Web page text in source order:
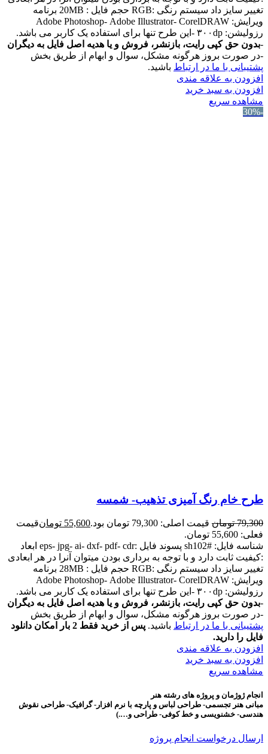
تغییر سایز داد سیستم رنگی :RGB حجم فایل : 20MB برنامه
ویرایش: Adobe Photoshop- Adobe Illustrator- CorelDRAW
رزولیشن: ۳۰۰dp -این طرح تنها برای استفاده یک کاربر می باشد.
-بدون حق کپی رایت، بازنشر، فروش و یا هدیه اصل فایل به دیگران
-در صورت بروز هرگونه مشکل، سوال و ابهام از طریق بخش
پشتیبانی با ما در ارتباط باشید.
افزودن به علاقه مندی
افزودن به سبد خرید
مشاهده سریع
-30%
طرح خام رنگ آمیزی تذهیب- شمسه
79,300 تومان قیمت اصلی: 79,300 تومان بود. 55,600 تومانقیمت
فعلی: 55,600 تومان.
شناسه فایل: #sh102 پسوند فایل :eps- jpg- ai- dxf- pdf- cdr ابعاد
:کیفیت ثابت دارد و با توجه به برداری بودن میتوان آنرا در هر ابعادی
تغییر سایز داد سیستم رنگی :RGB حجم فایل : 28MB برنامه
ویرایش: Adobe Photoshop- Adobe Illustrator- CorelDRAW
رزولیشن: ۳۰۰dp -این طرح تنها برای استفاده یک کاربر می باشد.
-بدون حق کپی رایت، بازنشر، فروش و یا هدیه اصل فایل به دیگران
-در صورت بروز هرگونه مشکل، سوال و ابهام از طریق بخش
پشتیبانی با ما در ارتباط باشید.
پس از خرید فقط 2 بار امکان دانلود
فایل را دارید.
افزودن به علاقه مندی
افزودن به سبد خرید
مشاهده سریع
انجام ژوژمان و پروژه های رشته هنر
مبانی هنر تجسمی- طراحی لباس و پارچه با نرم افزار- گرافیک- طراحی نقوش
هندسی- خشنویسی و خط کوفی- طراحی و….)
ارسال درخواست انجام پروژه